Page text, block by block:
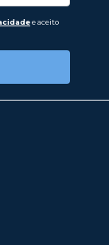
e aceito